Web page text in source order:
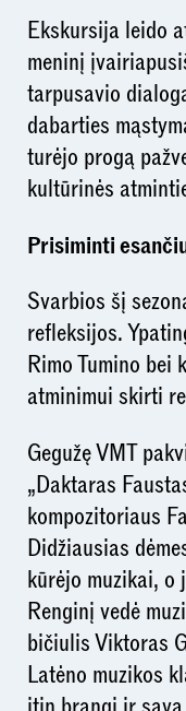
Ekskursija leido
meninį
tarpusavio
dabarties
turėjo progą
kultūrinės
Prisiminti
Svarbios šį
refleksijos.
Rimo Tumino bei
atminimui skirti
Gegužę VMT
„Daktaras
kompozitoriaus
Didžiausias
kūrėjo muzikai,
Renginį vedė
bičiulis Viktoras
Latėno muzikos